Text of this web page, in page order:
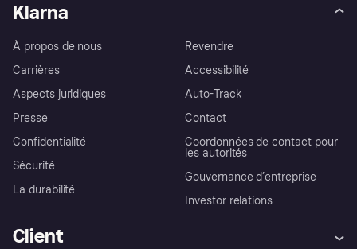
Klarna
À propos de nous
Carrières
Aspects juridiques
Presse
Confidentialité
Sécurité
La durabilité
Revendre
Accessibilité
Auto-Track
Contact
Coordonnées de contact pour
les autorités
Gouvernance d’entreprise
Investor relations
Client